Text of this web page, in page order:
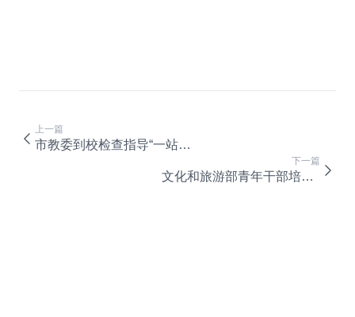
上一篇
市教委到校检查指导“一站式”学生社区建设工作
下一篇
文化和旅游部青年干部培训班暨青年公务员骨干培训班在渝开班